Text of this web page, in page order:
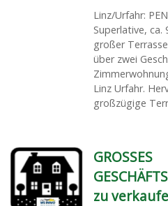
Linz/Urfahr:
Superlative, ca.
großer
über zwei
Linz Urfahr.
großzügige
GROSSES
zu